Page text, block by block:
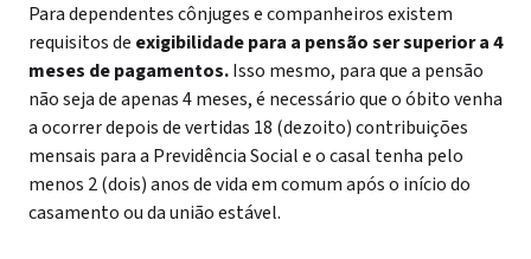
Para dependentes cônjuges e companheiros existem
requisitos de exigibilidade para a pensão ser superior a 4
meses de pagamentos.Isso mesmo, para que a pensão
não seja de apenas 4 meses, é necessário que o óbito venha
a ocorrer depois de vertidas 18 (dezoito) contribuições
mensais para a Previdência Social e o casal tenha pelo
menos 2 (dois) anos de vida em comum após o início do
casamento ou da união estável.